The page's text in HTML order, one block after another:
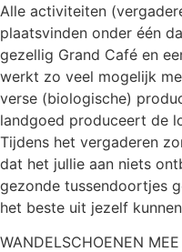
Alle activiteiten
plaatsvinden onder één
gezellig Grand Café en
werkt zo veel mogelijk
verse (biologische)
landgoed produceert de
Tijdens het vergaderen
dat het jullie aan niets
gezonde tussendoortjes
het beste uit jezelf
WANDELSCHOENEN